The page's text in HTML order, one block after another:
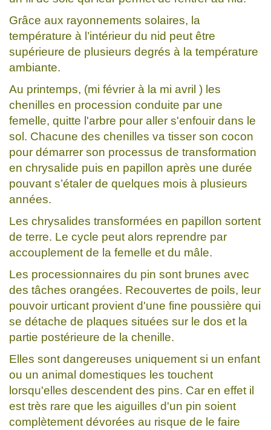
Grâce aux rayonnements solaires, la
température à l’intérieur du nid peut être
supérieure de plusieurs degrés à la température
ambiante.
Au printemps, (mi février à la mi avril ) les
chenilles en procession conduite par une
femelle, quitte l'arbre pour aller s'enfouir dans le
sol. Chacune des chenilles va tisser son cocon
pour démarrer son processus de transformation
en chrysalide puis en papillon après une durée
pouvant s’étaler de quelques mois à plusieurs
années.
Les chrysalides transformées en papillon sortent
de terre. Le cycle peut alors reprendre par
accouplement de la femelle et du mâle.
Les processionnaires du pin sont brunes avec
des tâches orangées. Recouvertes de poils, leur
pouvoir urticant provient d'une fine poussière qui
se détache de plaques situées sur le dos et la
partie postérieure de la chenille.
Elles sont dangereuses uniquement si un enfant
ou un animal domestiques les touchent
lorsqu'elles descendent des pins. Car en effet il
est très rare que les aiguilles d'un pin soient
complètement dévorées au risque de le faire